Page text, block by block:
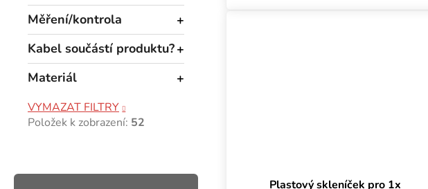
Měření/kontrola
Kabel součástí produktu?
Materiál
VYMAZAT FILTRY
Položek k zobrazení: 52
Plastový skleníček pro 1x